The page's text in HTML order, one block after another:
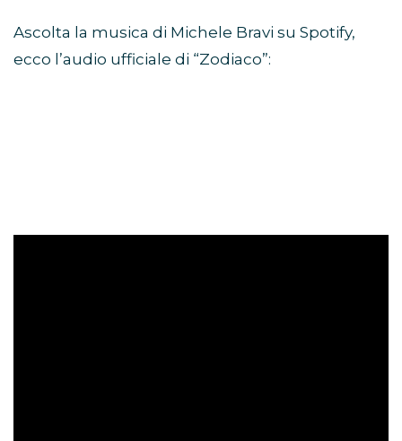
Ascolta la musica di Michele Bravi su Spotify,
ecco l’audio ufficiale di “Zodiaco”: